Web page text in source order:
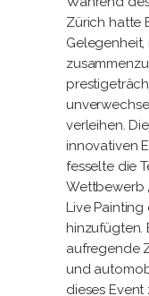
Zürich hatte
verleihen.
innovativen
fesselte die
Wettbewerb
Live
hinzufügten.
aufregende
und
dieses